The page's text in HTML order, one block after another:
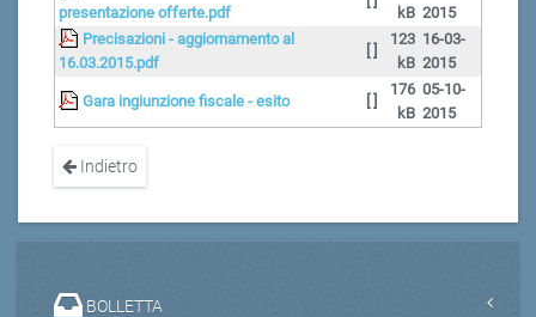
presentazione offerte.pdf
kB 2015
Precisazioni - aggiornamento al
16.03.2015.pdf
123
kB
16-03-
2015
Gara ingiunzione fiscale - esito
176
kB
05-10-
2015
Indietro
BOLLETTA